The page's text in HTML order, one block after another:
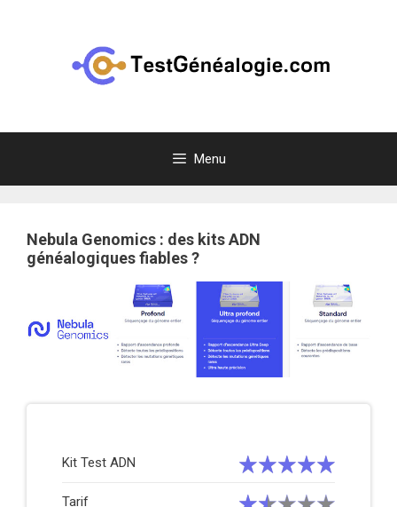
Menu
Nebula Genomics : des kits ADN
généalogiques fiables ?
Kit Test ADN
Tarif